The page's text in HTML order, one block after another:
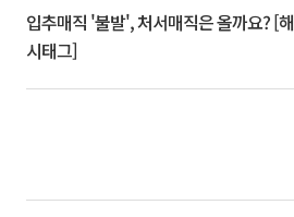
입추매직 '불발', 처서매직은 올까요? [해
시태그]